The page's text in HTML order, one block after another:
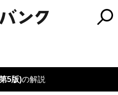
5版)の解説